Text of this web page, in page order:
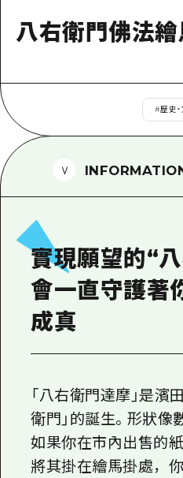
標準
治癒
短途旅行
一日遊
1晚2天
2晚3天
愛媛
超值遊覽門
廣島免費
常見問題
照片下載
八右衛門佛法
#歷史
實現願望的“
會一直守護著
成真
「八右衛門達摩」是濱
衛門」的誕生。形狀像
如果你在市內出售的
將其掛在繪馬掛處，